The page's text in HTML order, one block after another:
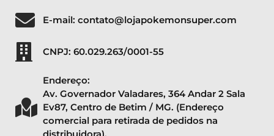
E-mail: contato@lojapokemonsuper.com
CNPJ: 60.029.263/0001-55
Endereço:
Av. Governador Valadares, 364 Andar 2 Sala
Ev87, Centro de Betim / MG. (Endereço
comercial para retirada de pedidos na